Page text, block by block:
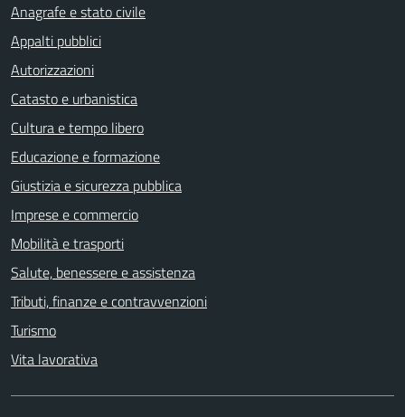
Anagrafe e stato civile
Appalti pubblici
Autorizzazioni
Catasto e urbanistica
Cultura e tempo libero
Educazione e formazione
Giustizia e sicurezza pubblica
Imprese e commercio
Mobilità e trasporti
Salute, benessere e assistenza
Tributi, finanze e contravvenzioni
Turismo
Vita lavorativa